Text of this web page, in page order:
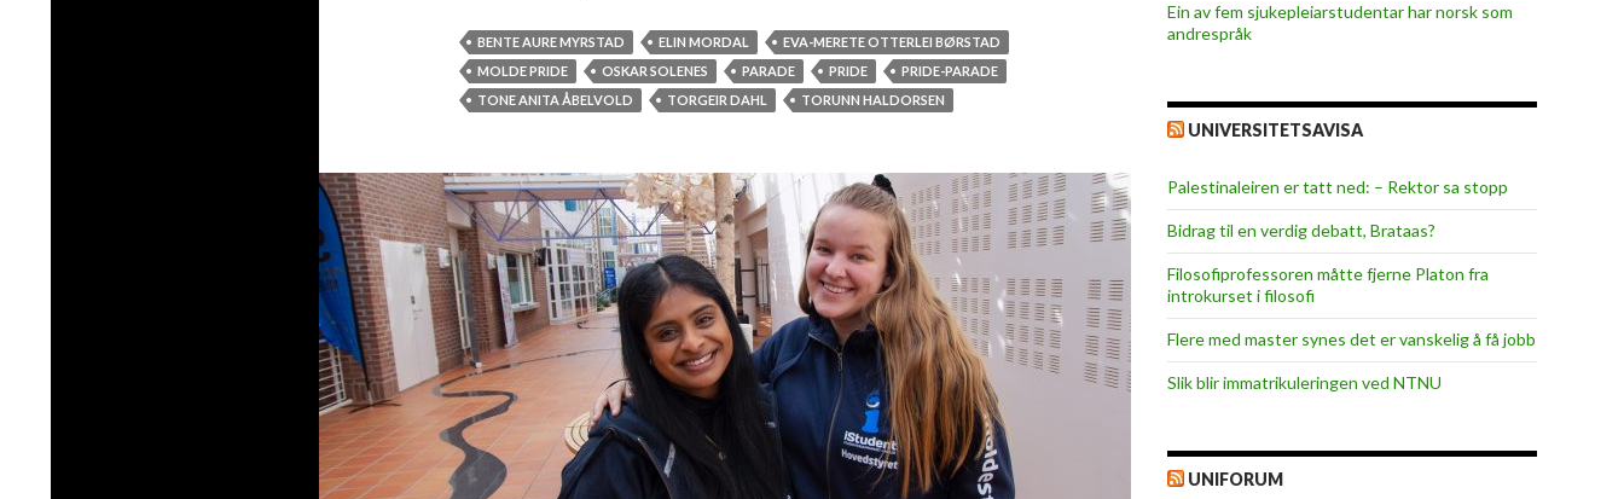
BENTE AURE MYRSTAD ELIN MORDAL
EVA-MERETE OTTERLEI BØRSTAD
MOLDE PRIDE
OSKAR SOLENES PARADE PRIDE
PRIDE-PARADE
TONE ANITA ÅBELVOLD
TORGEIR DAHL TORUNN HALDORSEN
Ein av fem sjukepleiar­studentar har norsk som
andrespråk
UNIVERSITETSAVISA
Palestinaleiren er tatt ned: – Rektor sa stopp
Bidrag til en verdig debatt, Brataas?
Filosofiprofessoren måtte fjerne Platon fra
introkurset i filosofi
Flere med master synes det er vanskelig å få jobb
Slik blir immatrikuleringen ved NTNU
UNIFORUM